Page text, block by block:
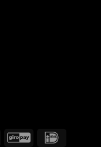
Eps GiroPay